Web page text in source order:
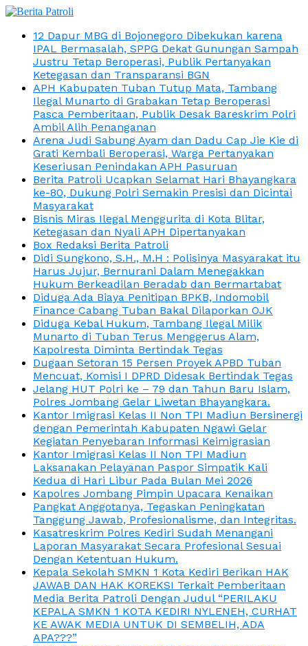
12 Dapur MBG di Bojonegoro Dibekukan karena
IPAL Bermasalah, SPPG Dekat Gunungan Sampah
Justru Tetap Beroperasi, Publik Pertanyakan
Ketegasan dan Transparansi BGN
APH Kabupaten Tuban Tutup Mata, Tambang
Ilegal Munarto di Grabakan Tetap Beroperasi
Pasca Pemberitaan, Publik Desak Bareskrim Polri
Ambil Alih Penanganan
Arena Judi Sabung Ayam dan Dadu Cap Jie Kie di
Grati Kembali Beroperasi, Warga Pertanyakan
Keseriusan Penindakan APH Pasuruan
Berita Patroli Ucapkan Selamat Hari Bhayangkara
ke-80, Dukung Polri Semakin Presisi dan Dicintai
Masyarakat
Bisnis Miras Ilegal Menggurita di Kota Blitar,
Ketegasan dan Nyali APH Dipertanyakan
Box Redaksi Berita Patroli
Didi Sungkono, S.H., M.H : Polisinya Masyarakat itu
Harus Jujur, Bernurani Dalam Menegakkan
Hukum Berkeadilan Beradab dan Bermartabat
Diduga Ada Biaya Penitipan BPKB, Indomobil
Finance Cabang Tuban Bakal Dilaporkan OJK
Diduga Kebal Hukum, Tambang Ilegal Milik
Munarto di Tuban Terus Menggerus Alam,
Kapolresta Diminta Bertindak Tegas
Dugaan Setoran 15 Persen Proyek APBD Tuban
Mencuat, Komisi I DPRD Didesak Bertindak Tegas
Jelang HUT Polri ke – 79 dan Tahun Baru Islam,
Polres Jombang Gelar Liwetan Bhayangkara.
Kantor Imigrasi Kelas II Non TPI Madiun Bersinergi
dengan Pemerintah Kabupaten Ngawi Gelar
Kegiatan Penyebaran Informasi Keimigrasian
Kantor Imigrasi Kelas II Non TPI Madiun
Laksanakan Pelayanan Paspor Simpatik Kali
Kedua di Hari Libur Pada Bulan Mei 2026
Kapolres Jombang Pimpin Upacara Kenaikan
Pangkat Anggotanya, Tegaskan Peningkatan
Tanggung Jawab, Profesionalisme, dan Integritas.
Kasatreskrim Polres Kediri Sudah Menangani
Laporan Masyarakat Secara Profesional Sesuai
Dengan Ketentuan Hukum.
Kepala Sekolah SMKN 1 Kota Kediri Berikan HAK
JAWAB DAN HAK KOREKSI Terkait Pemberitaan
Media Berita Patroli Dengan Judul “PERILAKU
KEPALA SMKN 1 KOTA KEDIRI NYLENEH, CURHAT
KE AWAK MEDIA UNTUK DI SEMBELIH, ADA
APA???”